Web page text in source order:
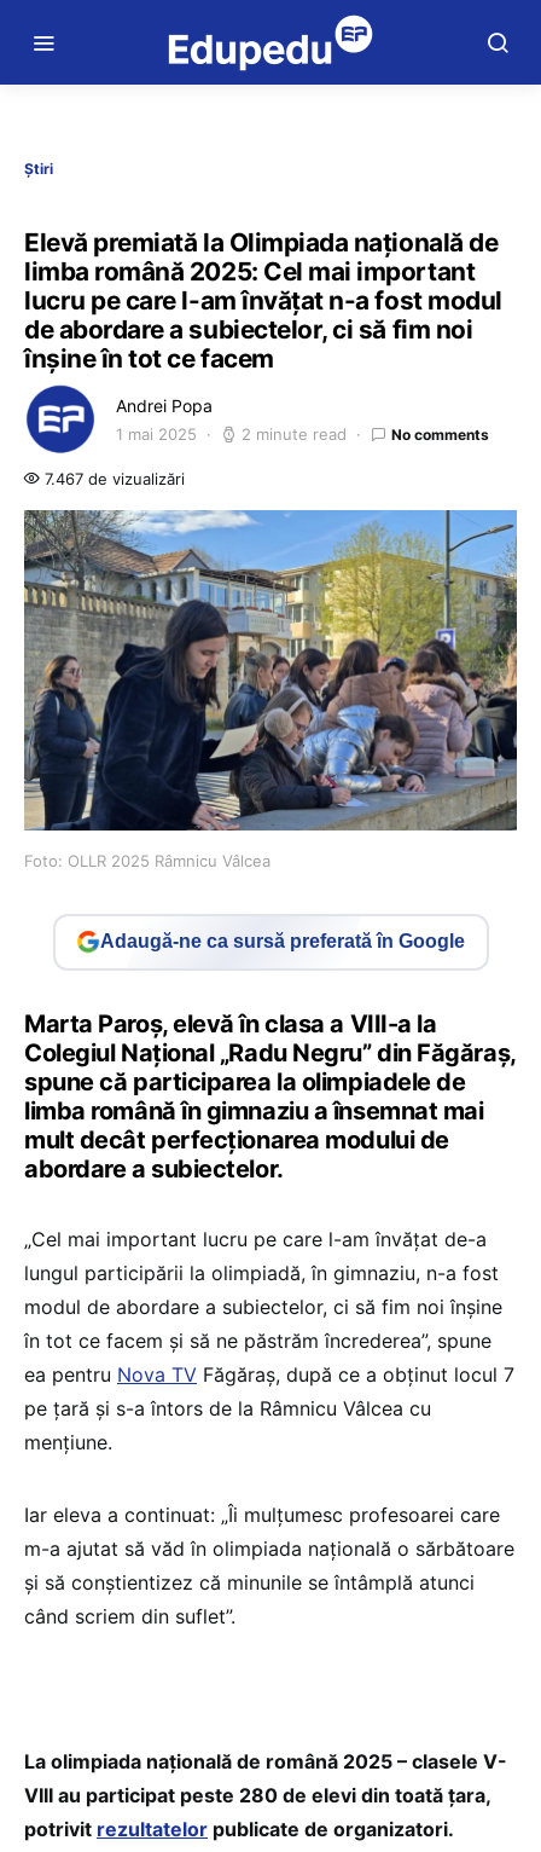
Știri
Elevă premiată la Olimpiada națională de
limba română 2025: Cel mai important
lucru pe care l-am învățat n-a fost modul
de abordare a subiectelor, ci să fim noi
înșine în tot ce facem
Andrei Popa
1 mai 2025 2 minute read No comments
7.467 de vizualizări
Foto: OLLR 2025 Râmnicu Vâlcea
Adaugă-ne ca sursă preferată în Google
Marta Paroș, elevă în clasa a VIII-a la
Colegiul Național „Radu Negru” din Făgăraș,
spune că participarea la olimpiadele de
limba română în gimnaziu a însemnat mai
mult decât perfecționarea modului de
abordare a subiectelor.
„Cel mai important lucru pe care l-am învățat de-a
lungul participării la olimpiadă, în gimnaziu, n-a fost
modul de abordare a subiectelor, ci să fim noi înșine
în tot ce facem și să ne păstrăm încrederea”, spune
ea pentru Nova TV Făgăraș, după ce a obținut locul 7
pe țară și s-a întors de la Râmnicu Vâlcea cu
mențiune.
Iar eleva a continuat: „Îi mulțumesc profesoarei care
m-a ajutat să văd în olimpiada națională o sărbătoare
și să conștientizez că minunile se întâmplă atunci
când scriem din suflet”.
La olimpiada națională de română 2025 – clasele V-
VIII au participat peste 280 de elevi din toată țara,
potrivit rezultatelor publicate de organizatori.